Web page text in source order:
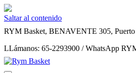
Saltar al contenido
RYM Basket, BENAVENTE 305,
LLámanos: 65-2293900 / WhatsApp